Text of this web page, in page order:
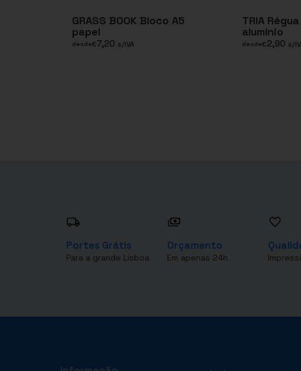
GRASS BOOK Bloco A5
papel
desde€7,20 s/IVA
TRIA
alumínio
desde€2,90 s/
Portes Grátis
Para a grande Lisboa
Orçamento
Em apenas 24h